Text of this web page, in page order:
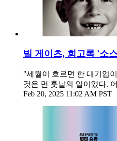
빌 게이츠, 회고록 '소
"세월이 흐르면 한 대기업
것은 먼 훗날의 일이었다.
Feb 20, 2025 11:02 AM PST